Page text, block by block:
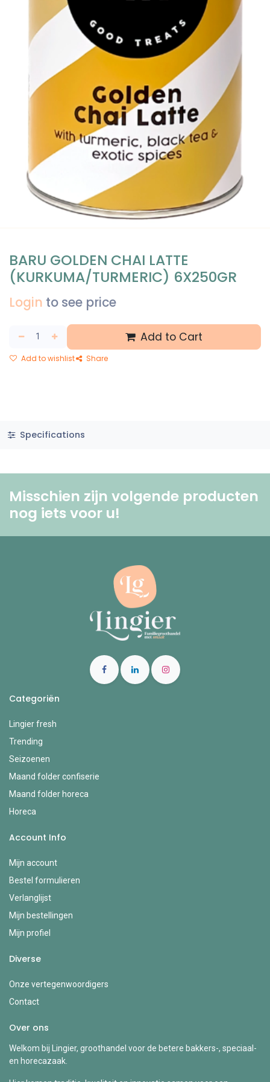
BARU GOLDEN CHAI LATTE
(KURKUMA/TURMERIC) 6X250GR
Login to see price
Add to Cart
Add to wishlist Share
Specifications
Misschien zijn volgende producten
nog iets voor u! ​
Categoriën
Lingier fresh
Trending
Seizoenen
Maand folder confiserie
Maand folder horeca
Horeca
Account Info
Mijn account
Bestel formulieren
Verlanglijst
Mijn bestellingen
Mijn profiel
Diverse
Onze vertegenwoordigers
Contact
Over ons
Welkom bij Lingier, groothandel voor de betere bakkers-, speciaal-
en horecazaak.